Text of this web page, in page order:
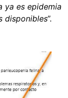
ya es epidemia
disponibles”.